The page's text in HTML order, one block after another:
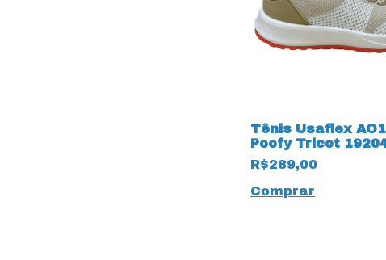
Tênis Usaflex
Poofy Tricot
Branco
R$289,00
Comprar